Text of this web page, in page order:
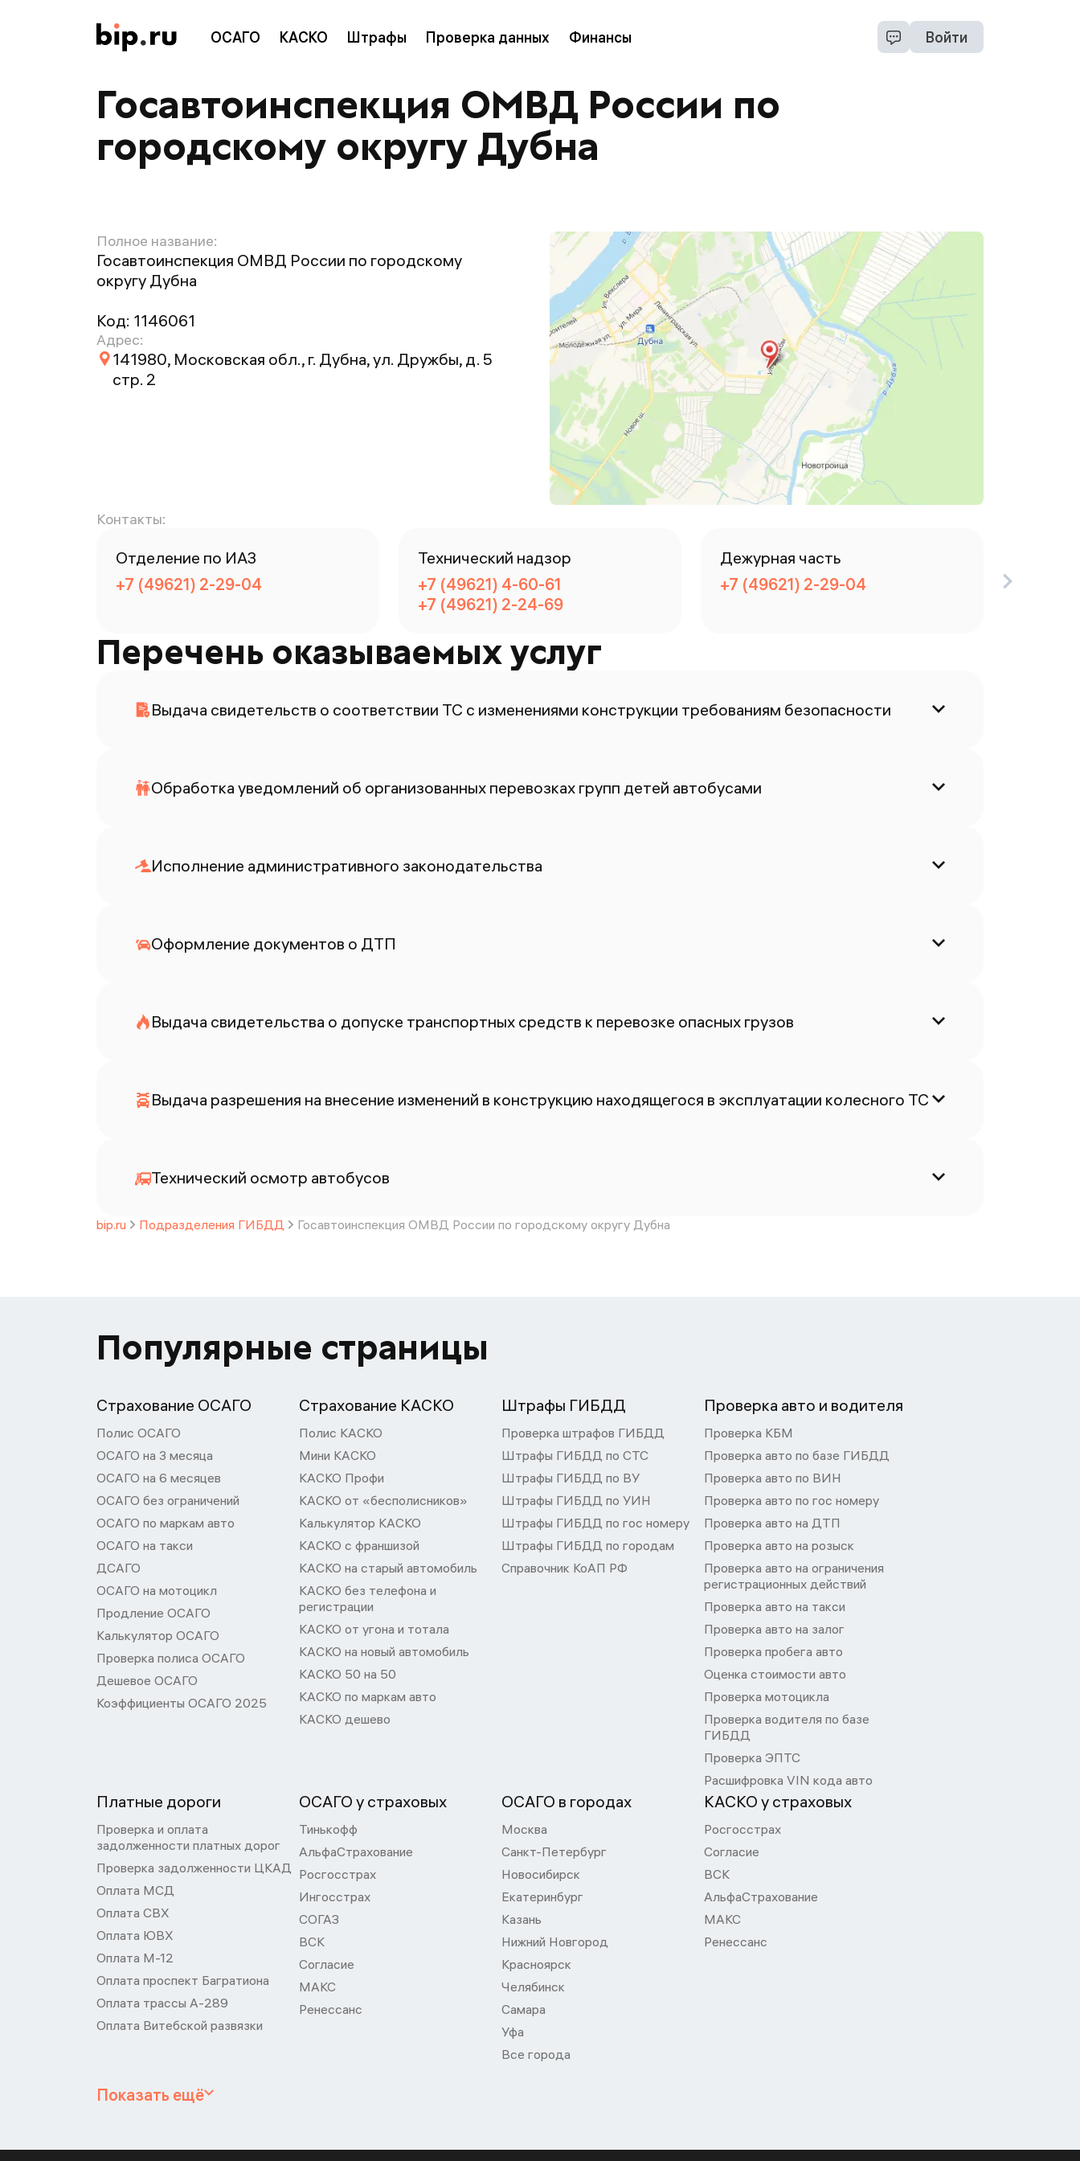
ОСАГО КАСКО Штрафы Проверка данных Финансы Войти
Госавтоинспекция ОМВД России по
городскому округу Дубна
Полное название:
Госавтоинспекция ОМВД России по городскому
округу Дубна
Код: 1146061
Адрес:
141980, Московская обл., г. Дубна, ул. Дружбы, д. 5
стр. 2
Контакты:
Отделение по ИАЗ
+7 (49621) 2-29-04
Технический надзор
+7 (49621) 4-60-61
+7 (49621) 2-24-69
Дежурная часть
+7 (49621) 2-29-04
Перечень оказываемых услуг
Выдача свидетельств о соответствии ТС с изменениями конструкции требованиям безопасности
Обработка уведомлений об организованных перевозках групп детей автобусами
Исполнение административного законодательства
Оформление документов о ДТП
Выдача свидетельства о допуске транспортных средств к перевозке опасных грузов
Выдача разрешения на внесение изменений в конструкцию находящегося в эксплуатации колесного ТС
Технический осмотр автобусов
bip.ru Подразделения ГИБДД Госавтоинспекция ОМВД России по городскому округу Дубна
Популярные страницы
Страхование ОСАГО
Полис ОСАГО
ОСАГО на 3 месяца
ОСАГО на 6 месяцев
ОСАГО без ограничений
ОСАГО по маркам авто
ОСАГО на такси
ДСАГО
ОСАГО на мотоцикл
Продление ОСАГО
Калькулятор ОСАГО
Проверка полиса ОСАГО
Дешевое ОСАГО
Коэффициенты ОСАГО 2025
Страхование КАСКО
Полис КАСКО
Мини КАСКО
КАСКО Профи
КАСКО от «бесполисников»
Калькулятор КАСКО
КАСКО с франшизой
КАСКО на старый автомобиль
КАСКО без телефона и
регистрации
КАСКО от угона и тотала
КАСКО на новый автомобиль
КАСКО 50 на 50
КАСКО по маркам авто
КАСКО дешево
Штрафы ГИБДД
Проверка штрафов ГИБДД
Штрафы ГИБДД по СТС
Штрафы ГИБДД по ВУ
Штрафы ГИБДД по УИН
Штрафы ГИБДД по гос номеру
Штрафы ГИБДД по городам
Справочник КоАП РФ
Проверка авто и водителя
Проверка КБМ
Проверка авто по базе ГИБДД
Проверка авто по ВИН
Проверка авто по гос номеру
Проверка авто на ДТП
Проверка авто на розыск
Проверка авто на ограничения
регистрационных действий
Проверка авто на такси
Проверка авто на залог
Проверка пробега авто
Оценка стоимости авто
Проверка мотоцикла
Проверка водителя по базе
ГИБДД
Проверка ЭПТС
Расшифровка VIN кода авто
Платные дороги
Проверка и оплата
задолженности платных дорог
Проверка задолженности ЦКАД
Оплата МСД
Оплата СВХ
Оплата ЮВХ
Оплата М-12
Оплата проспект Багратиона
Оплата трассы А-289
Оплата Витебской развязки
ОСАГО у страховых
Тинькофф
АльфаСтрахование
Росгосстрах
Ингосстрах
СОГАЗ
ВСК
Согласие
МАКС
Ренессанс
ОСАГО в городах
Москва
Санкт-Петербург
Новосибирск
Екатеринбург
Казань
Нижний Новгород
Красноярск
Челябинск
Самара
Уфа
Все города
КАСКО у страховых
Росгосстрах
Согласие
ВСК
АльфаСтрахование
МАКС
Ренессанс
Показать ещё